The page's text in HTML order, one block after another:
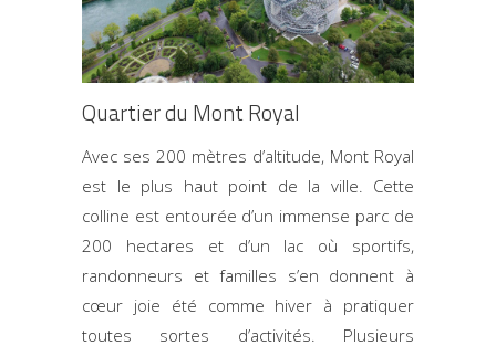
Quartier du Mont Royal
Avec ses 200 mètres d’altitude, Mont Royal
est le plus haut point de la ville. Cette
colline est entourée d’un immense parc de
200 hectares et d’un lac où sportifs,
randonneurs et familles s’en donnent à
cœur joie été comme hiver à pratiquer
toutes sortes d’activités. Plusieurs